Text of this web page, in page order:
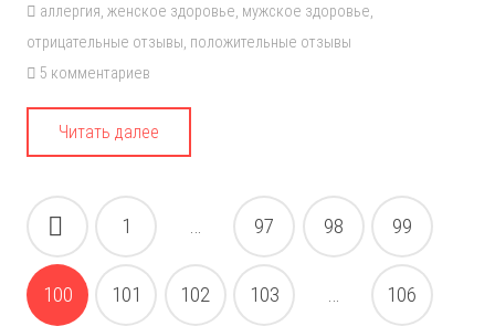
аллергия, женское здоровье, мужское здоровье,
отрицательные отзывы, положительные отзывы
5 комментариев
Читать далее
Навигация
по
записям
1 … 97 98 99
100 101 102 103 … 106